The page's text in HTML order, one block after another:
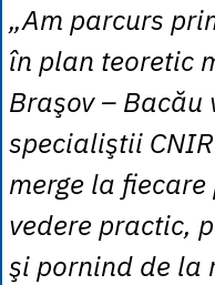
„Am parcurs
în plan teoretic
Braşov –
specialiştii
merge la
vedere practic,
şi pornind de la